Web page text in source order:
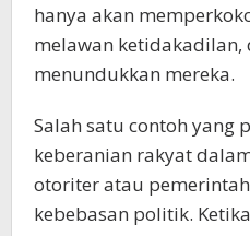
hanya akan
melawan ketidakadilan,
menundukkan mereka.
Salah satu contoh yang
keberanian rakyat
otoriter atau
kebebasan politik.